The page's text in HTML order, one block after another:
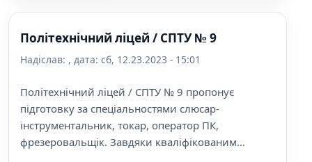
Політехнічний ліцей / СПТУ № 9
Надіслав: , дата: сб, 12.23.2023 - 15:01
Політехнічний ліцей / СПТУ № 9 пропонує
підготовку за спеціальностями слюсар-
інструментальник, токар, оператор ПК,
фрезеровальщік. Завдяки кваліфікованим